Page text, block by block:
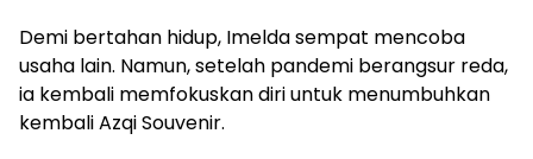
Demi bertahan hidup, Imelda sempat mencoba
usaha lain. Namun, setelah pandemi berangsur reda,
ia kembali memfokuskan diri untuk menumbuhkan
kembali Azqi Souvenir.